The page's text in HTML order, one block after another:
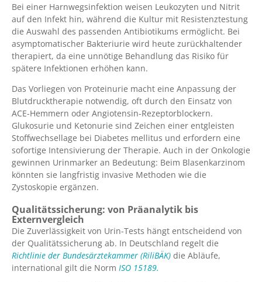
Bei einer Harnwegsinfektion weisen Leukozyten und Nitrit
auf den Infekt hin, während die Kultur mit Resistenztestung
die Auswahl des passenden Antibiotikums ermöglicht. Bei
asymptomatischer Bakteriurie wird heute zurückhaltender
therapiert, da eine unnötige Behandlung das Risiko für
spätere Infektionen erhöhen kann.
Das Vorliegen von Proteinurie macht eine Anpassung der
Blutdrucktherapie notwendig, oft durch den Einsatz von
ACE-Hemmern oder Angiotensin-Rezeptorblockern.
Glukosurie und Ketonurie sind Zeichen einer entgleisten
Stoffwechsellage bei Diabetes mellitus und erfordern eine
sofortige Intensivierung der Therapie. Auch in der Onkologie
gewinnen Urinmarker an Bedeutung: Beim Blasenkarzinom
könnten sie langfristig invasive Methoden wie die
Zystoskopie ergänzen.
Qualitätssicherung: von Präanalytik bis
Externvergleich
Die Zuverlässigkeit von Urin-Tests hängt entscheidend von
der Qualitätssicherung ab. In Deutschland regelt die
Richtlinie der Bundesärztekammer (RiliBÄK) die Abläufe,
international gilt die Norm ISO 15189.